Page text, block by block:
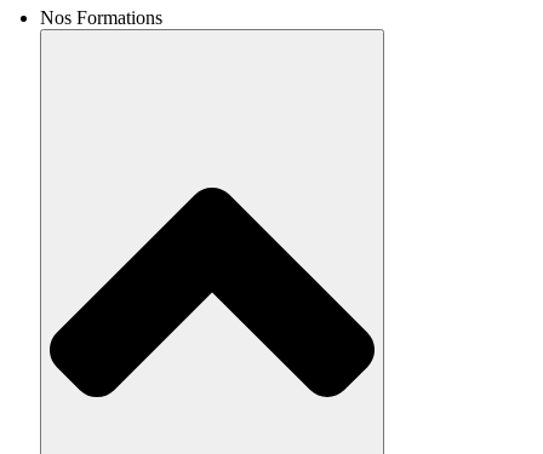
Nos Formations